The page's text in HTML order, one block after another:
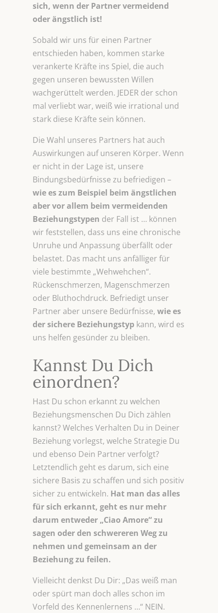
sich, wenn der Partner vermeidend
oder ängstlich ist!
Sobald wir uns für einen Partner
entschieden haben, kommen starke
verankerte Kräfte ins Spiel, die auch
gegen unseren bewussten Willen
wachgerüttelt werden. JEDER der schon
mal verliebt war, weiß wie irrational und
stark diese Kräfte sein können.
Die Wahl unseres Partners hat auch
Auswirkungen auf unseren Körper. Wenn
er nicht in der Lage ist, unsere
Bindungsbedürfnisse zu befriedigen –
wie es zum Beispiel beim ängstlichen
aber vor allem beim vermeidenden
Beziehungstypen der Fall ist … können
wir feststellen, dass uns eine chronische
Unruhe und Anpassung überfällt oder
belastet. Das macht uns anfälliger für
viele bestimmte „Wehwehchen“.
Rückenschmerzen, Magenschmerzen
oder Bluthochdruck. Befriedigt unser
Partner aber unsere Bedürfnisse, wie es
der sichere Beziehungstyp kann, wird es
uns helfen gesünder zu bleiben.
Kannst Du Dich
einordnen?
Hast Du schon erkannt zu welchen
Beziehungsmenschen Du Dich zählen
kannst? Welches Verhalten Du in Deiner
Beziehung vorlegst, welche Strategie Du
und ebenso Dein Partner verfolgt?
Letztendlich geht es darum, sich eine
sichere Basis zu schaffen und sich positiv
sicher zu entwickeln. Hat man das alles
für sich erkannt, geht es nur mehr
darum entweder „Ciao Amore“ zu
sagen oder den schwereren Weg zu
nehmen und gemeinsam an der
Beziehung zu feilen.
Vielleicht denkst Du Dir: „Das weiß man
oder spürt man doch alles schon im
Vorfeld des Kennenlernens …“ NEIN.